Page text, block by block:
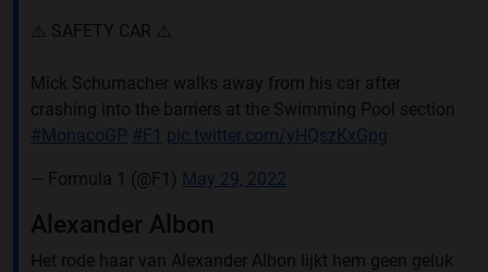
⚠️ SAFETY CAR ⚠️
Mick Schumacher walks away from his car after
crashing into the barriers at the Swimming Pool section
#MonacoGP #F1 pic.twitter.com/yHQszKxGpg
— Formula 1 (@F1) May 29, 2022
Alexander Albon
Het rode haar van Alexander Albon lijkt hem geen geluk